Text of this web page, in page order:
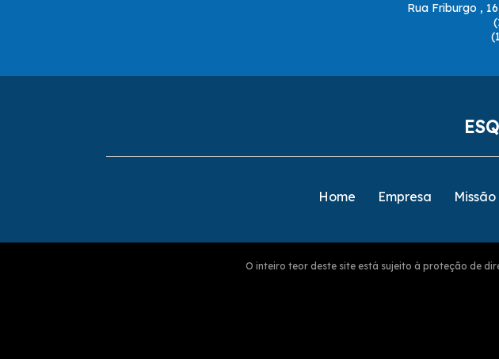
Rua Friburgo ,
Home Empresa Missão
O inteiro teor deste site está sujeito à proteção de